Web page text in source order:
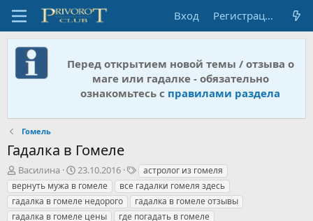
Вход Регистрация
Перед открытием новой темы / отзыва о
маге или гадалке - обязательно
ознакомьтесь с правилами раздела
Гомель
Гадалка в Гомеле
А
в
т
о
Василина
Д
а
т
а
23.10.2016
Т
е
г
и
астролог из гомеля
вернуть мужа в гомеле
все гадалки гомеля здесь
гадалка в гомеле недорого
гадалка в гомеле отзывы
гадалка в гомеле цены
где погадать в гомеле